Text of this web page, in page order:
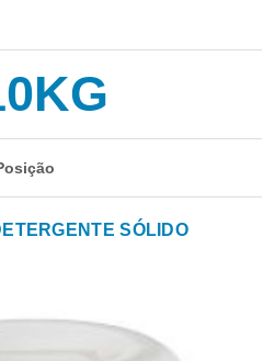
SÓLIDO